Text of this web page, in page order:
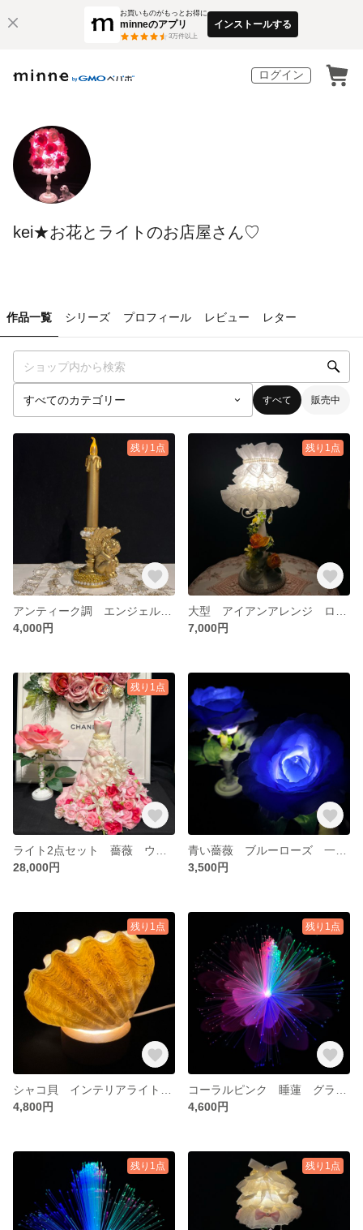
お買いものがもっとお得に
minneのアプリ
3万件以上
インストールする
ログイン
kei★お花とライトのお店屋さん♡
作品一覧 シリーズ プロフィール レビュー レター
すべて 販売中
残り1点
4,000円
残り1点
7,000円
残り1点
28,000円
3,500円
残り1点
4,800円
残り1点
4,600円
残り1点 残り1点